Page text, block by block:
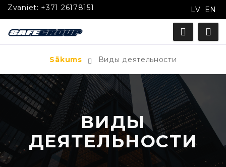
Zvaniet: +371 26178151 LV EN
Sākums Виды деятельности
ВИДЫ
ДЕЯТЕЛЬНОСТИ